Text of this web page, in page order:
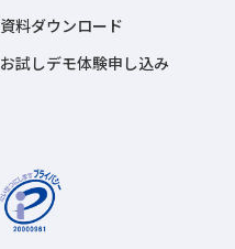
資料ダウンロード
お試しデモ体験申し込み